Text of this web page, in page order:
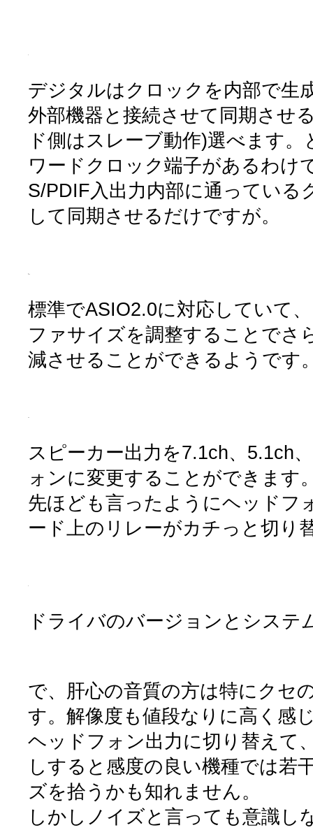
デジタルはクロックを内部で生
外部機器と接続させて同期させ
ド側はスレーブ動作)選べます
ワードクロック端子があるわけ
S/PDIF入出力内部に通っている
して同期させるだけですが。
標準でASIO2.0に対応していて
ファサイズを調整することでさ
減させることができるようです
スピーカー出力を7.1ch、5.1ch
ォンに変更することができます
先ほども言ったようにヘッドフ
ード上のリレーがカチっと切り
ドライバのバージョンとシステ
で、肝心の音質の方は特にクセ
す。解像度も値段なりに高く感
ヘッドフォン出力に切り替えて
しすると感度の良い機種では若
ズを拾うかも知れません。
しかしノイズと言っても意識し